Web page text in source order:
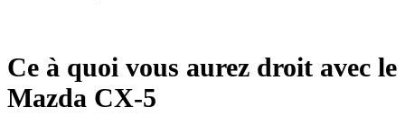
Ce à quoi vous aurez droit avec le
Mazda CX-5